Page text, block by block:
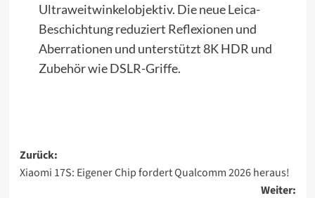
Ultraweitwinkelobjektiv. Die neue Leica-
Beschichtung reduziert Reflexionen und
Aberrationen und unterstützt 8K HDR und
Zubehör wie DSLR-Griffe.
Beitragsnavigation
Zurück:
Xiaomi 17S: Eigener Chip fordert Qualcomm 2026 heraus!
Weiter: